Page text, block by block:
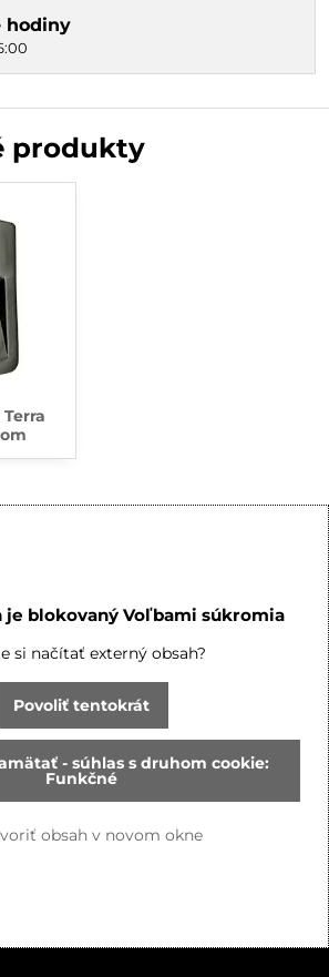
hodiny
produkty
je blokovaný Voľbami súkromia
si načítať externý obsah?
Povoliť tentokrát
- súhlas s druhom cookie:
Funkčné
obsah v novom okne